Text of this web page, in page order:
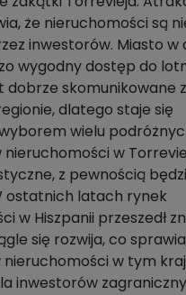
że nieruchomości są
inwestorów. Miasto w
wygodny dostęp do
dobrze skomunikowane
dlatego staje się
wielu
w
z pewnością
ostatnich latach rynek
w Hiszpanii przeszedł
się rozwija, co
w tym
inwestorów